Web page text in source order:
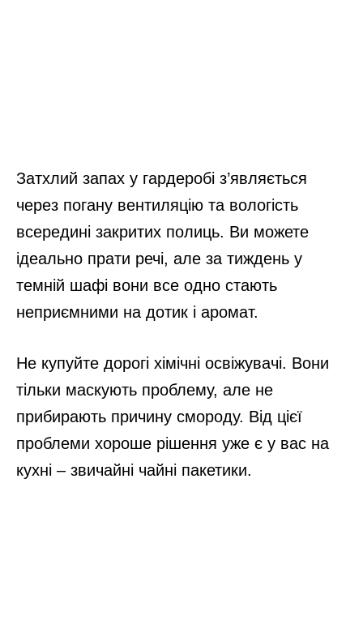
Затхлий запах у гардеробі з’являється
через погану вентиляцію та вологість
всередині закритих полиць. Ви можете
ідеально прати речі, але за тиждень у
темній шафі вони все одно стають
неприємними на дотик і аромат.
Не купуйте дорогі хімічні освіжувачі. Вони
тільки маскують проблему, але не
прибирають причину смороду. Від цієї
проблеми хороше рішення уже є у вас на
кухні – звичайні чайні пакетики.